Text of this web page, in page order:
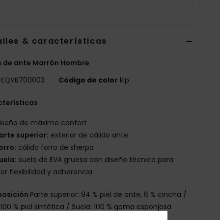
& características
de ante Marrón Hombre
EQYB700003 Código de color klp
de máximo confort
superior: exterior de cálido ante
cálido forro de sherpa
suela de EVA gruesa con diseño técnico para
flexibilidad y adherencia
Parte superior: 94 % piel de ante, 6 % cincha /
% piel sintética / Suela: 100 % goma esponjosa